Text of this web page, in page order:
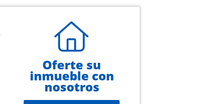
Oferte su
inmueble con
nosotros